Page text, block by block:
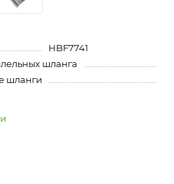
HBF7741
шланга
шланги